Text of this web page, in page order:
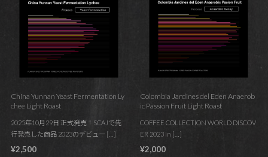
China Yunnan Yeast Fermentation Ly
chee Light Roast
2025年10月29日 正式発売！SCAJで先
行発売した商品 2023のデビュー […]
¥2,500
Colombia Jardines del Eden Anaerob
ic Passion Fruit Light Roast
COFFEE COLLECTION WORLD DISCOV
ER 2023 in […]
¥2,000